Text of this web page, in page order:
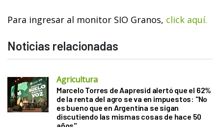
Para ingresar al monitor SIO Granos, click aquí.
Noticias relacionadas
Agricultura
Marcelo Torres de Aapresid alertó que el 62%
de la renta del agro se va en impuestos: "No
es bueno que en Argentina se sigan
discutiendo las mismas cosas de hace 50